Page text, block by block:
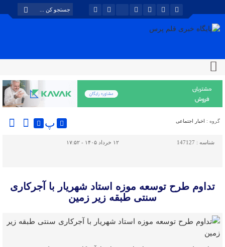
گروه : اخبار اجتماعی پ
شناسه : 147127 ۱۲ خرداد ۱۴۰۵ - ۱۷:۵۲
تداوم طرح توسعه موزه استاد شهریار با آجرکاری
سنتی طبقه زیر زمین